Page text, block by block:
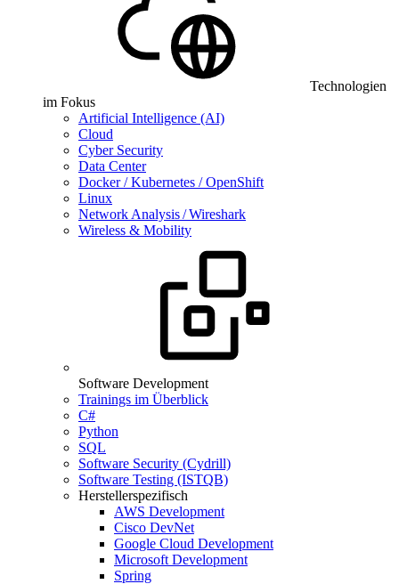
Technologien
im Fokus
Artificial Intelligence (AI)
Cloud
Cyber Security
Data Center
Docker / Kubernetes / OpenShift
Linux
Network Analysis / Wireshark
Wireless & Mobility
Software Development
Trainings im Überblick
C#
Python
SQL
Software Security (Cydrill)
Software Testing (ISTQB)
Herstellerspezifisch
AWS Development
Cisco DevNet
Google Cloud Development
Microsoft Development
Spring